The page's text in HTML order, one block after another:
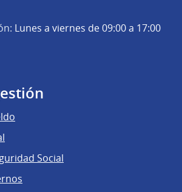
Lunes a viernes de 09:00 a 17:00
Social